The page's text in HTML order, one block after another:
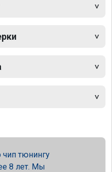
тюнингу
8 лет. Мы